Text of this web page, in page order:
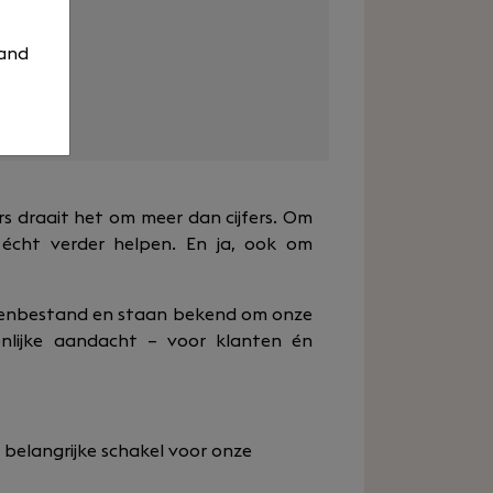
draait het om meer dan cijfers. Om
écht verder helpen. En ja, ook om
en staan bekend om onze
aandacht – voor klanten én
schakel voor onze